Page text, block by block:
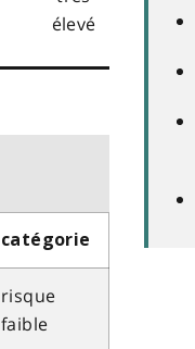
élevé
catégorie
risque
faible